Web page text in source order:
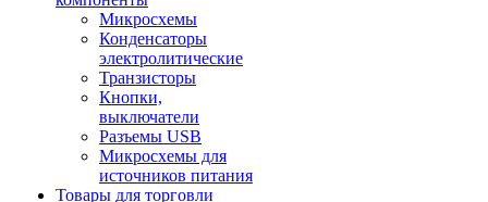
Микросхемы
Конденсаторы
электролитические
Транзисторы
Кнопки,
выключатели
Разъемы USB
Микросхемы для
источников питания
Товары для торговли